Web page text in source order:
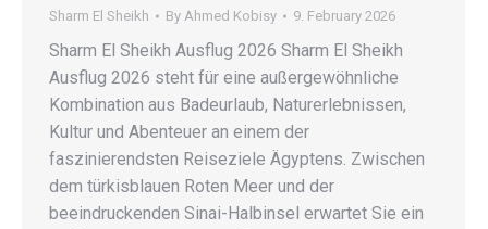
Sharm El Sheikh By Ahmed Kobisy 9. February 2026
Sharm El Sheikh Ausflug 2026 Sharm El Sheikh
Ausflug 2026 steht für eine außergewöhnliche
Kombination aus Badeurlaub, Naturerlebnissen,
Kultur und Abenteuer an einem der
faszinierendsten Reiseziele Ägyptens. Zwischen
dem türkisblauen Roten Meer und der
beeindruckenden Sinai-Halbinsel erwartet Sie ein